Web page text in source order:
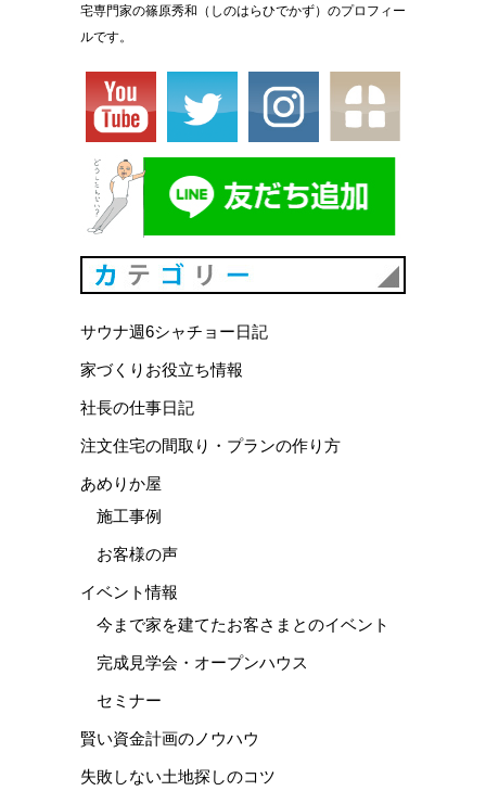
宅専門家の篠原秀和（しのはらひでかず）のプロフィー
ルです。
サウナ週6シャチョー日記
家づくりお役立ち情報
社長の仕事日記
注文住宅の間取り・プランの作り方
あめりか屋
施工事例
お客様の声
イベント情報
今まで家を建てたお客さまとのイベント
完成見学会・オープンハウス
セミナー
賢い資金計画のノウハウ
失敗しない土地探しのコツ